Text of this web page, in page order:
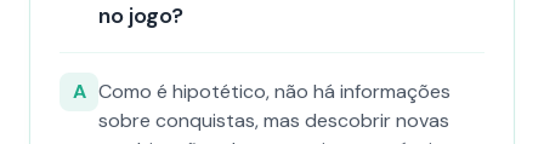
no jogo?
A Como é hipotético, não há informações
sobre conquistas, mas descobrir novas